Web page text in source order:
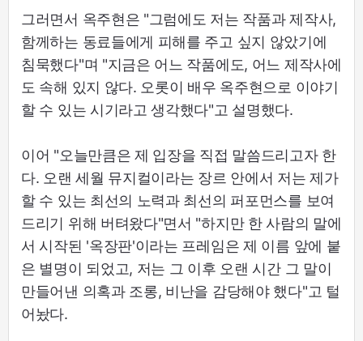
그러면서 옥주현은 "그럼에도 저는 작품과 제작사,
함께하는 동료들에게 피해를 주고 싶지 않았기에
침묵했다"며 "지금은 어느 작품에도, 어느 제작사에
도 속해 있지 않다. 오롯이 배우 옥주현으로 이야기
할 수 있는 시기라고 생각했다"고 설명했다.
이어 "오늘만큼은 제 입장을 직접 말씀드리고자 한
다. 오랜 세월 뮤지컬이라는 장르 안에서 저는 제가
할 수 있는 최선의 노력과 최선의 퍼포먼스를 보여
드리기 위해 버텨왔다"면서 "하지만 한 사람의 말에
서 시작된 '옥장판'이라는 프레임은 제 이름 앞에 붙
은 별명이 되었고, 저는 그 이후 오랜 시간 그 말이
만들어낸 의혹과 조롱, 비난을 감당해야 했다"고 털
어놨다.